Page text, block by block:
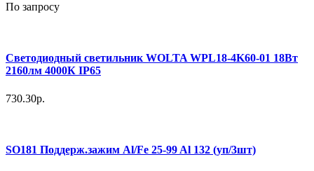
По запросу
Светодиодный светильник WOLTA WPL18-4K60-01 18Вт
2160лм 4000К IP65
730.30р.
SO181 Поддерж.зажим Al/Fe 25-99 Al 132 (уп/3шт)